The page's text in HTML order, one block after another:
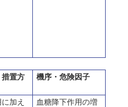
措置方
機序・危険因子
加え
血糖降下作用の増